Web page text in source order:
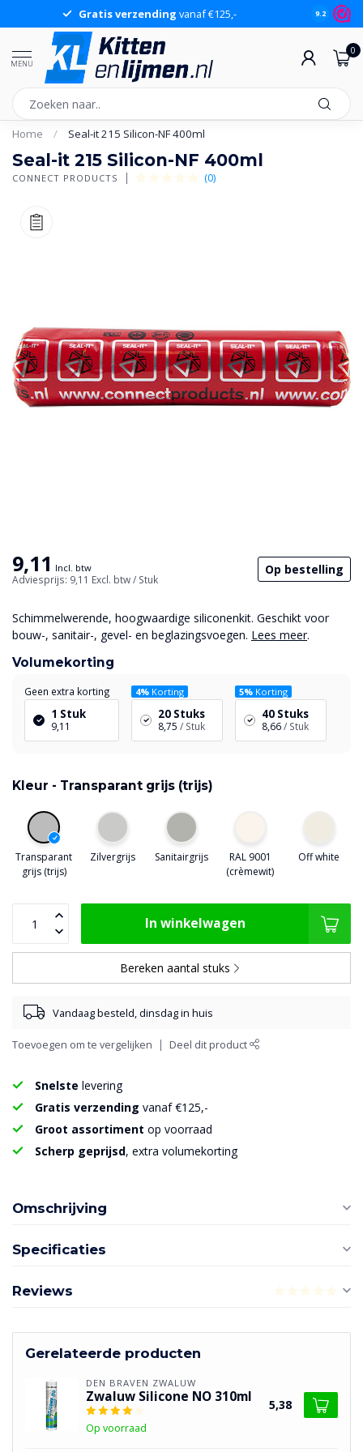
Gratis verzending vanaf €125,- 9.2
MENU
0
Home / Seal-it 215 Silicon-NF 400ml
Seal-it 215 Silicon-NF 400ml
CONNECT PRODUCTS (0)
9,11 Incl. btw
Adviesprijs: 9,11 Excl. btw/ Stuk
Op bestelling
Schimmelwerende, hoogwaardige siliconenkit. Geschikt voor
bouw-, sanitair-, gevel- en beglazingsvoegen. Lees meer.
Volumekorting
Geen extra korting
1 Stuk
9,11
4% Korting
20 Stuks
8,75 / Stuk
5% Korting
40 Stuks
8,66/ Stuk
Kleur - Transparant grijs (trijs)
Transparant
grijs (trijs)
Zilvergrijs Sanitairgrijs
RAL 9001
(crèmewit)
Off white
In winkelwagen
Bereken aantal stuks
Vandaag besteld, dinsdag in huis
Toevoegen om te vergelijken Deel dit product
Snelste levering
Gratis verzending vanaf €125,-
Groot assortiment op voorraad
Scherp geprijsd, extra volumekorting
Omschrijving
Specificaties
Reviews
Gerelateerde producten
DEN BRAVEN ZWALUW
Zwaluw Silicone NO 310ml
Op voorraad
5,38